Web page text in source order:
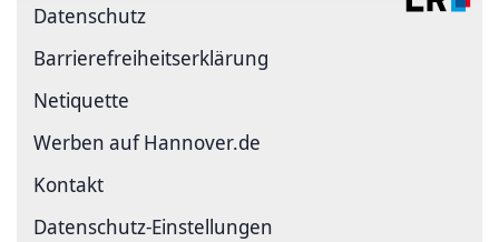
Datenschutz
Barriere­freiheits­erklärung
Netiquette
Werben auf Hannover.de
Kontakt
Datenschutz-Einstellungen